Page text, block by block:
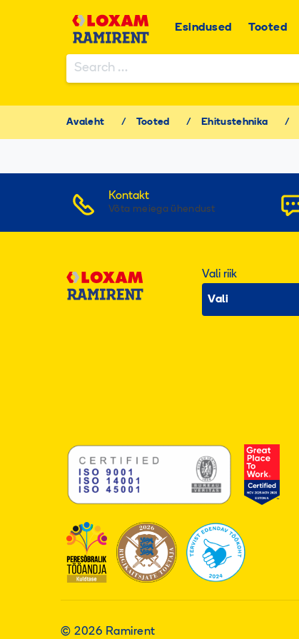
Esindused Tooted
Search
for:
When autocomplete results are available
Avaleht / Tooted / Ehitustehnika /
Kontakt
Võta meiega ühendust
Vali riik
Vali
© 2026 Ramirent